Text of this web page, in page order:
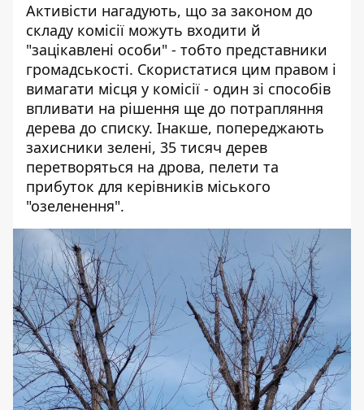
Активісти нагадують, що за законом до
складу комісії можуть входити й
"зацікавлені особи" - тобто представники
громадськості. Скористатися цим правом і
вимагати місця у комісії - один зі способів
впливати на рішення ще до потрапляння
дерева до списку. Інакше, попереджають
захисники зелені, 35 тисяч дерев
перетворяться на дрова, пелети та
прибуток для керівників міського
"озеленення".